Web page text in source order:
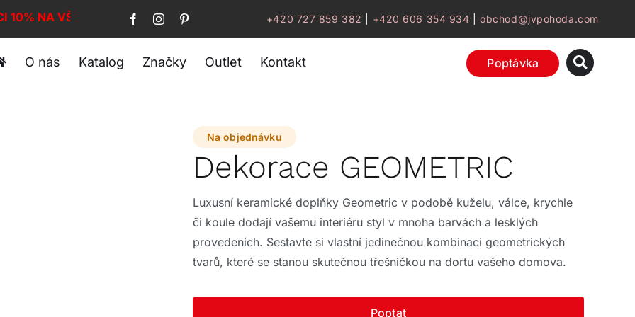
10% NA VŠE! +420 727 859 382 +420 606 354 934 |obchod@jvpohoda.com
O nás Katalog Značky Outlet Kontakt Poptávka
Na objednávku
Dekorace GEOMETRIC
Luxusní keramické doplňky Geometric v podobě kuželu, válce, krychle
či koule dodají vašemu interiéru styl v mnoha barvách a lesklých
provedeních. Sestavte si vlastní jedinečnou kombinaci geometrických
tvarů, které se stanou skutečnou třešničkou na dortu vašeho domova.
Poptat